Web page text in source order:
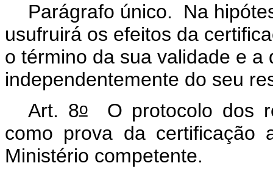
Parágrafo único. Na
usufruirá os efeitos da
o término da sua validade e
independentemente do seu
Art. 8oO protocolo dos
como prova da certificação
Ministério competente.